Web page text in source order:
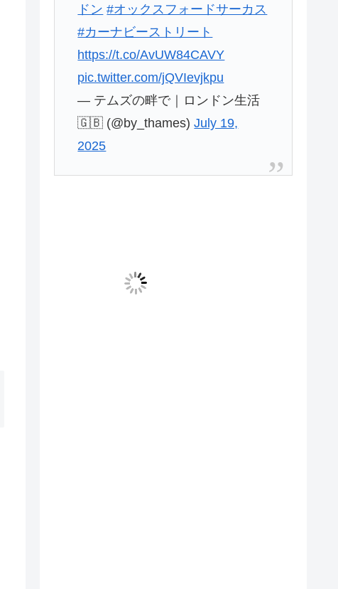
ドン #オックスフォードサーカス
#カーナビーストリート
https://t.co/AvUW84CAVY
pic.twitter.com/jQVIevjkpu
— テムズの畔で｜ロンドン生活
🇬🇧 (@by_thames)July 19,
2025